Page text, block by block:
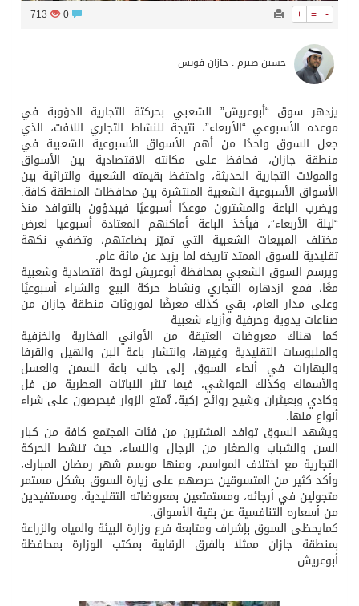
+ = -
713
حسين صيرم . جازان فويس
يزدهر سوق “أبوعريش” الشعبي بحركتة التجارية الدؤوبة في
موعده الأسبوعي “الأربعاء”، نتيجة للنشاط التجاري اللافت، الذي
جعل السوق واحدًا من أهم الأسواق الأسبوعية الشعبية في
منطقة جازان، فحافظ على مكانته الاقتصادية بين الأسواق
والمولات التجارية الحديثة، واحتفظ بقيمته الشعبية والتراثية بين
الأسواق الأسبوعية الشعبية المنتشرة بين محافظات المنطقة كافة.
ويضرب الباعة والمشترون موعدًا أسبوعيًا فيبدؤون بالتوافد منذ
“ليلة الأربعاء”، فيأخذ الباعة أماكنهم المعتادة أسبوعيا لعرض
مختلف المبيعات الشعبية التي تميّز بضاعتهم، وتضفي نكهة
تقليدية للسوق الممتد تاريخه لما يزيد عن مائة عام.
ويرسم السوق الشعبي بمحافظة أبوعريش لوحة اقتصادية وشعبية
معًا، فمع ازدهاره التجاري ونشاط حركة البيع والشراء أسبوعيًا
وعلى مدار العام، بقي كذلك معرضًا لموروثات منطقة جازان من
صناعات يدوية وحرفية وأزياء شعبية
كما هناك معروضات العتيقة من الأواني الفخارية والخزفية
والملبوسات التقليدية وغيرها، وانتشار باعة البن والهيل والقرفا
والبهارات في أنحاء السوق إلى جانب باعة السمن والعسل
والأسماك وكذلك المواشي، فيما تنثر النباتات العطرية من فل
وكادي وبعيثران وشيح روائح زكية، تُمتع الزوار فيحرصون على شراء
أنواع منها.
ويشهد السوق توافد المشترين من فئات المجتمع كافة من كبار
السن والشباب والصغار من الرجال والنساء، حيث تنشط الحركة
التجارية مع اختلاف المواسم، ومنها موسم شهر رمضان المبارك،
وأكد كثير من المتسوقين حرصهم على زيارة السوق بشكل مستمر
متجولين في أرجائه، ومستمتعين بمعروضاته التقليدية، ومستفيدين
من أسعاره التنافسية عن بقية الأسواق.
كمايحظى السوق بإشراف ومتابعة فرع وزارة البيئة والمياه والزراعة
بمنطقة جازان ممثلا بالفرق الرقابية بمكتب الوزارة بمحافظة
أبوعريش.